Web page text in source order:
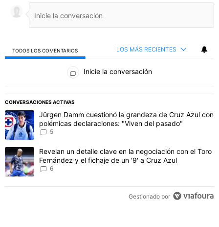
TODOS LOS COMENTARIOS LOS MÁS RECIENTES
Todos los comentarios
Inicie la conversación
CONVERSACIONES ACTIVAS
Este listado muestra los artículos con más comentarios en los
Un artículo de tendencia con el título "Jürgen Damm cuestionó la
Jürgen Damm cuestionó la grandeza de Cruz Azul con
polémicas declaraciones: "Viven del pasado"
Un artículo de tendencia con el título "Revelan un detalle clave
Revelan un detalle clave en la negociación con el Toro